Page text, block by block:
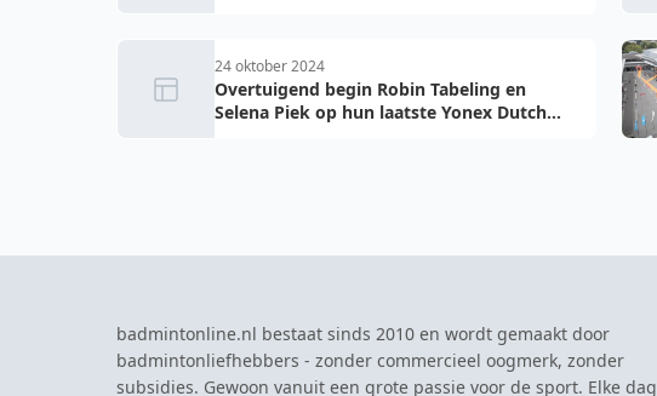
24 oktober 2024
Overtuigend begin Robin Tabeling en
Selena Piek op hun laatste Yonex Dutch
badmintonline.nl bestaat sinds 2010 en wordt gemaakt door
badmintonliefhebbers - zonder commercieel oogmerk, zonder
subsidies. Gewoon vanuit een grote passie voor de sport. Elke dag